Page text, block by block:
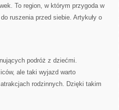
To region, w którym przygoda w
ruszenia przed siebie. Artykuły o
podróż z dziećmi.
ale taki wyjazd warto
rodzinnych. Dzięki takim